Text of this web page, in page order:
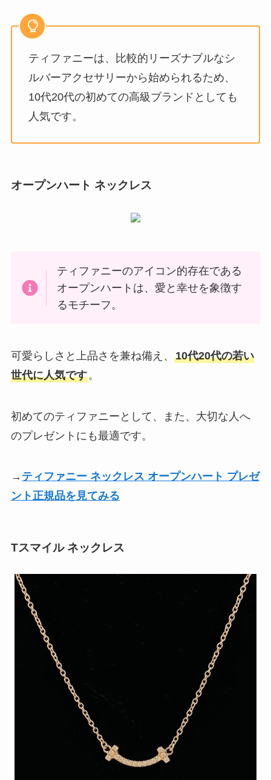
ティファニーは、比較的リーズナブルなシ
ルバーアクセサリーから始められるため、
10代20代の初めての高級ブランドとしても
人気です。
オープンハート ネックレス
ティファニーのアイコン的存在である
オープンハートは、愛と幸せを象徴す
るモチーフ。
可愛らしさと上品さを兼ね備え、 10代20代の若い
世代に人気です。
初めてのティファニーとして、また、大切な人へ
のプレゼントにも最適です。
→ ティファニー ネックレス オープンハート プレゼ
ント正規品を見てみる
Tスマイル ネックレス